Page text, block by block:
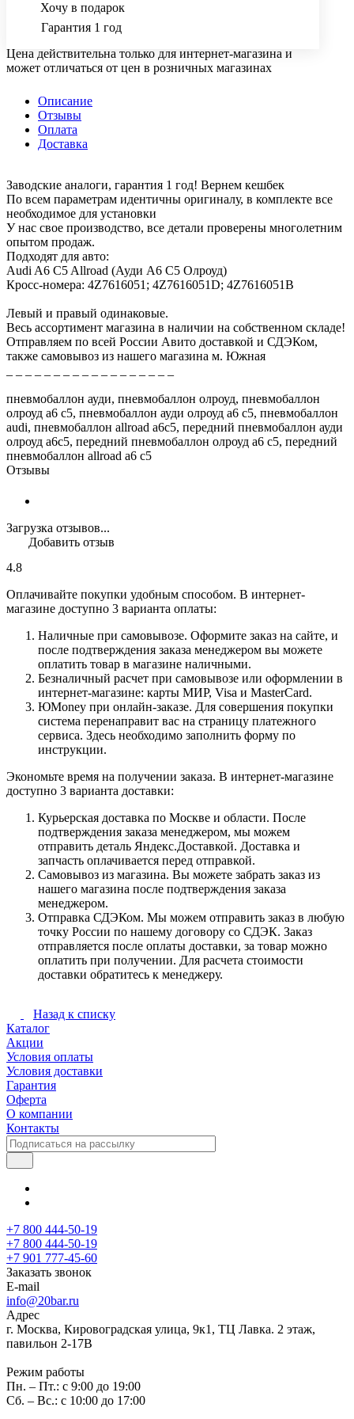
Хочу в подарок
Гарантия 1 год
Цена действительна только для интернет-магазина и
может отличаться от цен в розничных магазинах
Описание
Отзывы
Оплата
Доставка
Заводские аналоги, гарантия 1 год! Вернем кешбек
По всем параметрам идентичны оригиналу, в комплекте все
необходимое для установки
У нас свое производство, все детали проверены многолетним
опытом продаж.
Подходят для авто:
Audi A6 C5 Allroad (Ауди А6 С5 Олроуд)
Кросс-номера: 4Z7616051; 4Z7616051D; 4Z7616051B
Левый и правый одинаковые.
Весь ассортимент магазина в наличии на собственном складе!
Отправляем по всей России Авито доставкой и СДЭКом,
также самовывоз из нашего магазина м. Южная
пневмобаллон ауди, пневмобаллон олроуд, пневмобаллон
олроуд а6 с5, пневмобаллон ауди олроуд а6 с5, пневмобаллон
audi, пневмобаллон allroad a6c5, передний пневмобаллон ауди
олроуд а6с5, передний пневмобаллон олроуд а6 с5, передний
пневмобаллон allroad a6 c5
Отзывы
Загрузка отзывов...
4.8
Добавить отзыв
Оплачивайте покупки удобным способом. В интернет-
магазине доступно 3 варианта оплаты:
Наличные при самовывозе. Оформите заказ на сайте, и
после подтверждения заказа менеджером вы можете
оплатить товар в магазине наличными.
Безналичный расчет при самовывозе или оформлении в
интернет-магазине: карты МИР, Visa и MasterCard.
ЮMoney при онлайн-заказе. Для совершения покупки
система перенаправит вас на страницу платежного
сервиса. Здесь необходимо заполнить форму по
инструкции.
Экономьте время на получении заказа. В интернет-магазине
доступно 3 варианта доставки:
Курьерская доставка по Москве и области. После
подтверждения заказа менеджером, мы можем
отправить деталь Яндекс.Доставкой. Доставка и
запчасть оплачивается перед отправкой.
Самовывоз из магазина. Вы можете забрать заказ из
нашего магазина после подтверждения заказа
менеджером.
Отправка СДЭКом. Мы можем отправить заказ в любую
точку России по нашему договору со СДЭК. Заказ
отправляется после оплаты доставки, за товар можно
оплатить при получении. Для расчета стоимости
доставки обратитесь к менеджеру.
Назад к списку
Каталог
Акции
Условия оплаты
Условия доставки
Гарантия
Оферта
О компании
Контакты
+7 800 444-50-19
+7 800 444-50-19
+7 901 777-45-60
Заказать звонок
E-mail
info@20bar.ru
Адрес
г. Москва, Кировоградская улица, 9к1, ТЦ Лавка. 2 этаж,
павильон 2-17В
Режим работы
Пн. – Пт.: с 9:00 до 19:00
Сб. – Вс.: с 10:00 до 17:00